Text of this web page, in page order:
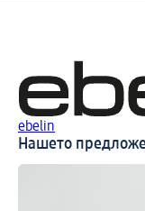
ebelin
Нашето